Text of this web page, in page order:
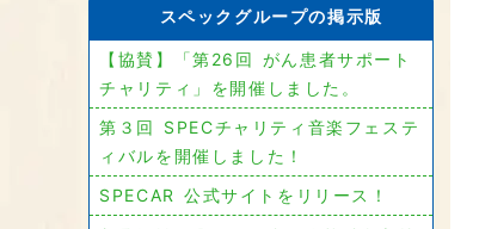
スペックグループの掲示版
【協賛】「第26回 がん患者サポート
チャリティ」を開催しました。
第３回 SPECチャリティ音楽フェステ
ィバルを開催しました！
SPECAR 公式サイトをリリース！